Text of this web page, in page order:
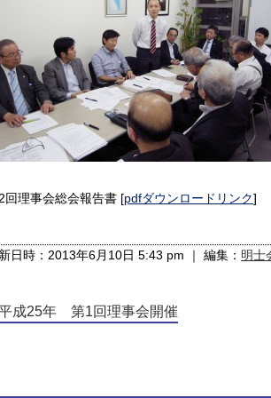
回理事会総会報告書 [pdfダウンロードリンク]
日時：2013年6月10日 5:43 pm ｜ 編集： 明士
成25年 第1回理事会開催